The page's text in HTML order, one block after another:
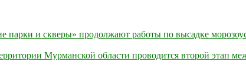
и скверы» продолжают работы по высадке
Мурманской области проводится второй этап